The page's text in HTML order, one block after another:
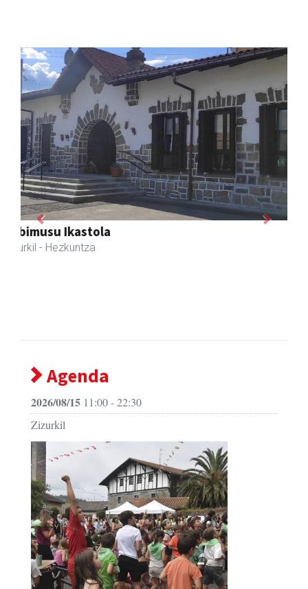
Previous Next
Agenda
2026/08/15 11:00 - 22:30
Zizurkil